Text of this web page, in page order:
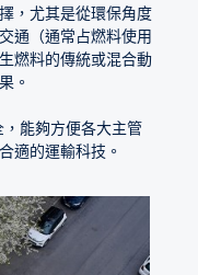
，尤其是從環保角度
通（通常占燃料使用
燃料的傳統或混合動
。
能夠方便各大主管
適的運輸科技。